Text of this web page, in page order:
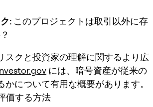
: このプロジェクトは取引以外に存
スクと投資家の理解に関するより広
には、暗号資産が従来の
かについて有用な概要があります。
価する方法